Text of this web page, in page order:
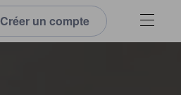
Créer un compte